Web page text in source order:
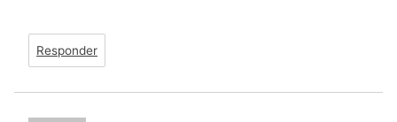
Responder